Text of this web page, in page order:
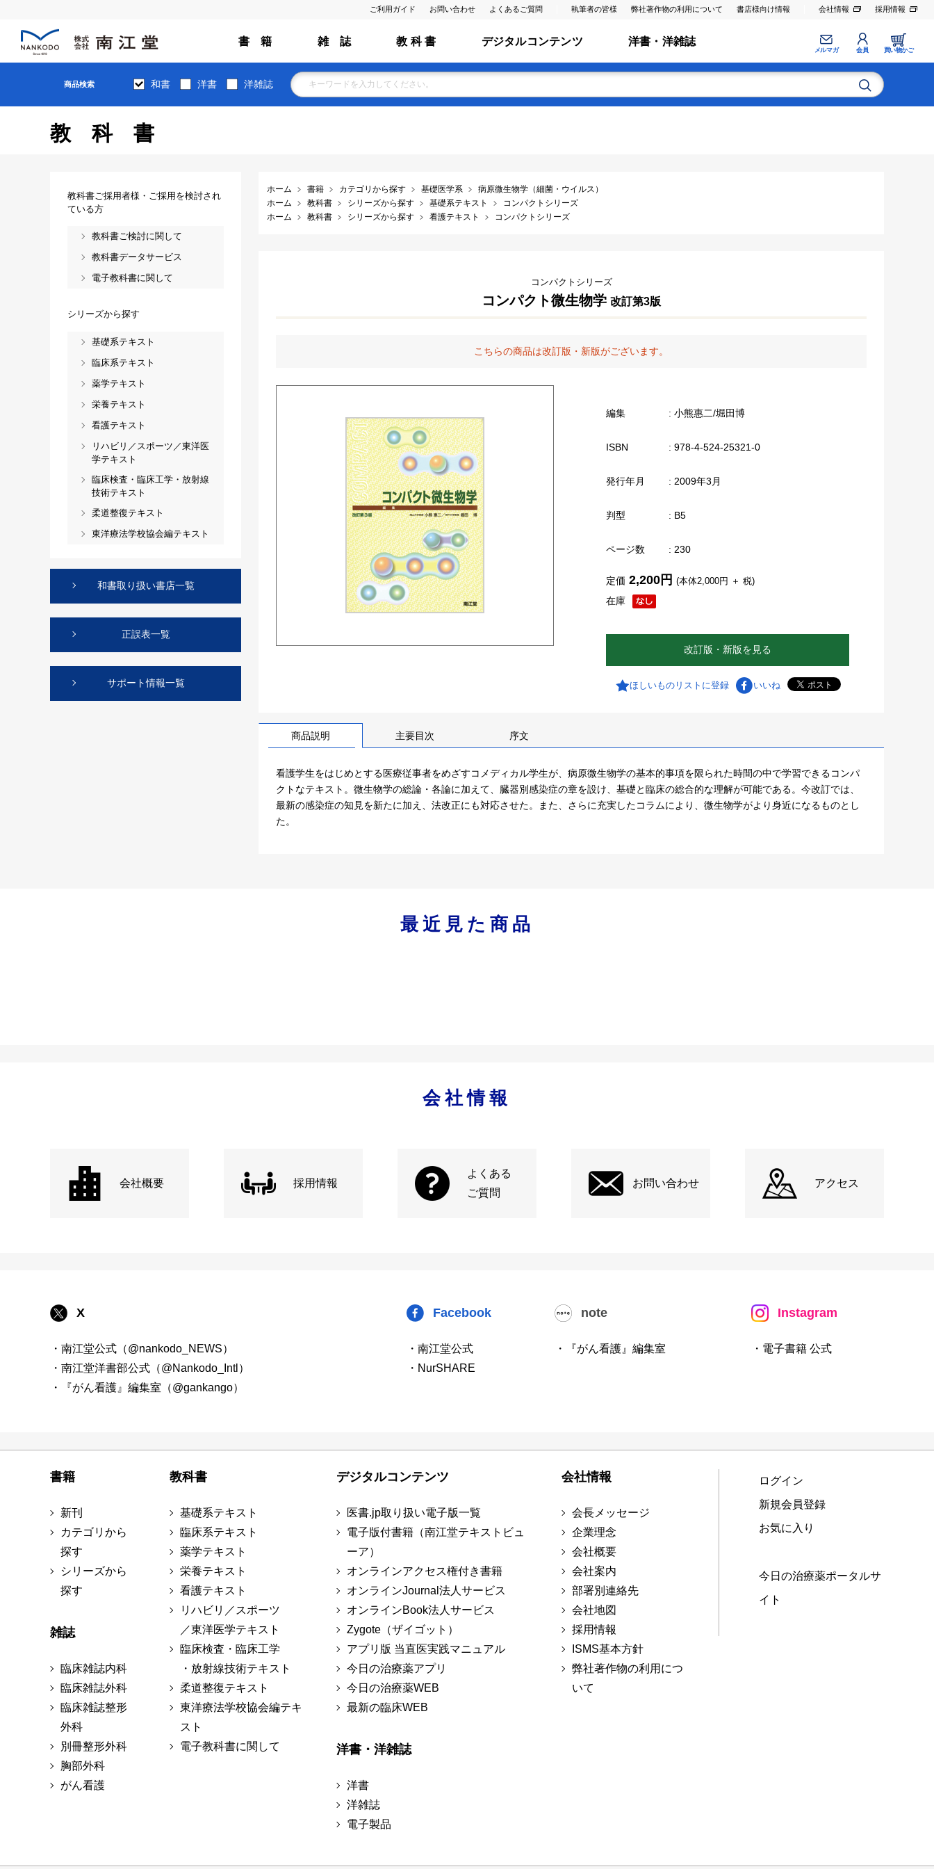
ご利用ガイド お問い合わせ よくあるご質問 執筆者の皆様 弊社著作物の利用について 書店様向け情報 会社情報 採用情報
書 籍 雑 誌 教 科 書 デジタルコンテンツ 洋書・洋雑誌
メルマガ 会員 買い物かご
商品検索 和書 洋書 洋雑誌
教科書
ホーム 書籍 カテゴリから探す 基礎医学系
病原微生物学（細菌・ウイルス）
ホーム
教科書 シリーズから探す 基礎系テキスト
コンパクトシリーズ
ホーム
教科書 シリーズから探す 看護テキスト コンパクトシリーズ
コンパクトシリーズ
コンパクト微生物学 改訂第3版
こちらの商品は改訂版・新版がございます。
編集 : 小熊惠二/堀田博
ISBN : 978-4-524-25321-0
発行年月 : 2009年3月
判型 : B5
ページ数 : 230
在庫
定価 2,200円 (本体2,000円 ＋ 税)
改訂版・新版を見る
ほしいものリストに登録 いいね
商品説明 主要目次 序文
看護学生をはじめとする医療従事者をめざすコメディカル学生が、病原微生物学の基本的事項を限られた時間の中で学習できるコンパ
クトなテキスト。微生物学の総論・各論に加えて、臓器別感染症の章を設け、基礎と臨床の総合的な理解が可能である。今改訂では、
最新の感染症の知見を新たに加え、法改正にも対応させた。また、さらに充実したコラムにより、微生物学がより身近になるものとし
た。
教科書ご採用者様・ご採用を検討され
ている方
教科書ご検討に関して
教科書データサービス
電子教科書に関して
シリーズから探す
基礎系テキスト
臨床系テキスト
薬学テキスト
栄養テキスト
看護テキスト
リハビリ／スポーツ／東洋医
学テキスト
臨床検査・臨床工学・放射線
技術テキスト
柔道整復テキスト
東洋療法学校協会編テキスト
和書取り扱い書店一覧
正誤表一覧
サポート情報一覧
最近見た商品
会社情報
会社概要 採用情報
よくある
ご質問
お問い合わせ アクセス
X
・南江堂公式（@nankodo_NEWS）
・南江堂洋書部公式（@Nankodo_Intl）
・『がん看護』編集室（@gankango）
Facebook
・南江堂公式
・NurSHARE
note
・『がん看護』編集室
Instagram
・電子書籍 公式
書籍
新刊
カテゴリから
探す
シリーズから
探す
雑誌
臨床雑誌内科
臨床雑誌外科
臨床雑誌整形
外科
別冊整形外科
胸部外科
がん看護
教科書
基礎系テキスト
臨床系テキスト
薬学テキスト
栄養テキスト
看護テキスト
リハビリ／スポーツ
／東洋医学テキスト
臨床検査・臨床工学
・放射線技術テキスト
柔道整復テキスト
東洋療法学校協会編テキ
スト
電子教科書に関して
デジタルコンテンツ
医書.jp取り扱い電子版一覧
電子版付書籍（南江堂テキストビュ
ーア）
オンラインアクセス権付き書籍
オンラインJournal法人サービス
オンラインBook法人サービス
Zygote（ザイゴット）
アプリ版 当直医実践マニュアル
今日の治療薬アプリ
今日の治療薬WEB
最新の臨床WEB
洋書・洋雑誌
洋書
洋雑誌
電子製品
会社情報
会長メッセージ
企業理念
会社概要
会社案内
部署別連絡先
会社地図
採用情報
ISMS基本方針
弊社著作物の利用につ
いて
ログイン
新規会員登録
お気に入り
今日の治療薬ポータルサ
イト